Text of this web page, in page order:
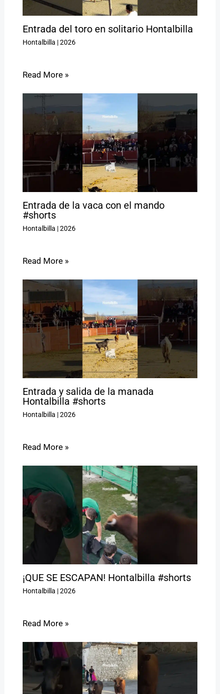
Entrada del toro en solitario Hontalbilla
Hontalbilla |2026
Read More »
Entrada de la vaca con el mando
#shorts
Hontalbilla |2026
Read More »
Entrada y salida de la manada
Hontalbilla #shorts
Hontalbilla |2026
Read More »
¡QUE SE ESCAPAN! Hontalbilla #shorts
Hontalbilla |2026
Read More »